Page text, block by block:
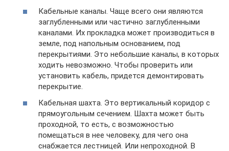
Кабельные каналы. Чаще всего они являются
заглубленными или частично заглубленными
каналами. Их прокладка может производиться в
земле, под напольным основанием, под
перекрытиями. Это небольшие каналы, в которых
ходить невозможно. Чтобы проверить или
установить кабель, придется демонтировать
перекрытие.
Кабельная шахта. Это вертикальный коридор с
прямоугольным сечением. Шахта может быть
проходной, то есть, с возможностью
помещаться в нее человеку, для чего она
снабжается лестницей. Или непроходной. В